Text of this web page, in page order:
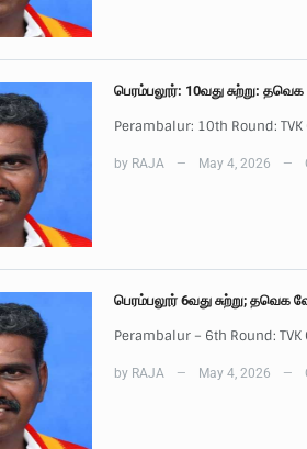
பெரம்பலூர்: 10வது சுற்று:
Perambalur: 10th Round:
by RAJA — May 4, 2026 —
பெரம்பலூர் 6வது சுற்று; தவெக
Perambalur – 6th Round:
by RAJA — May 4, 2026 —